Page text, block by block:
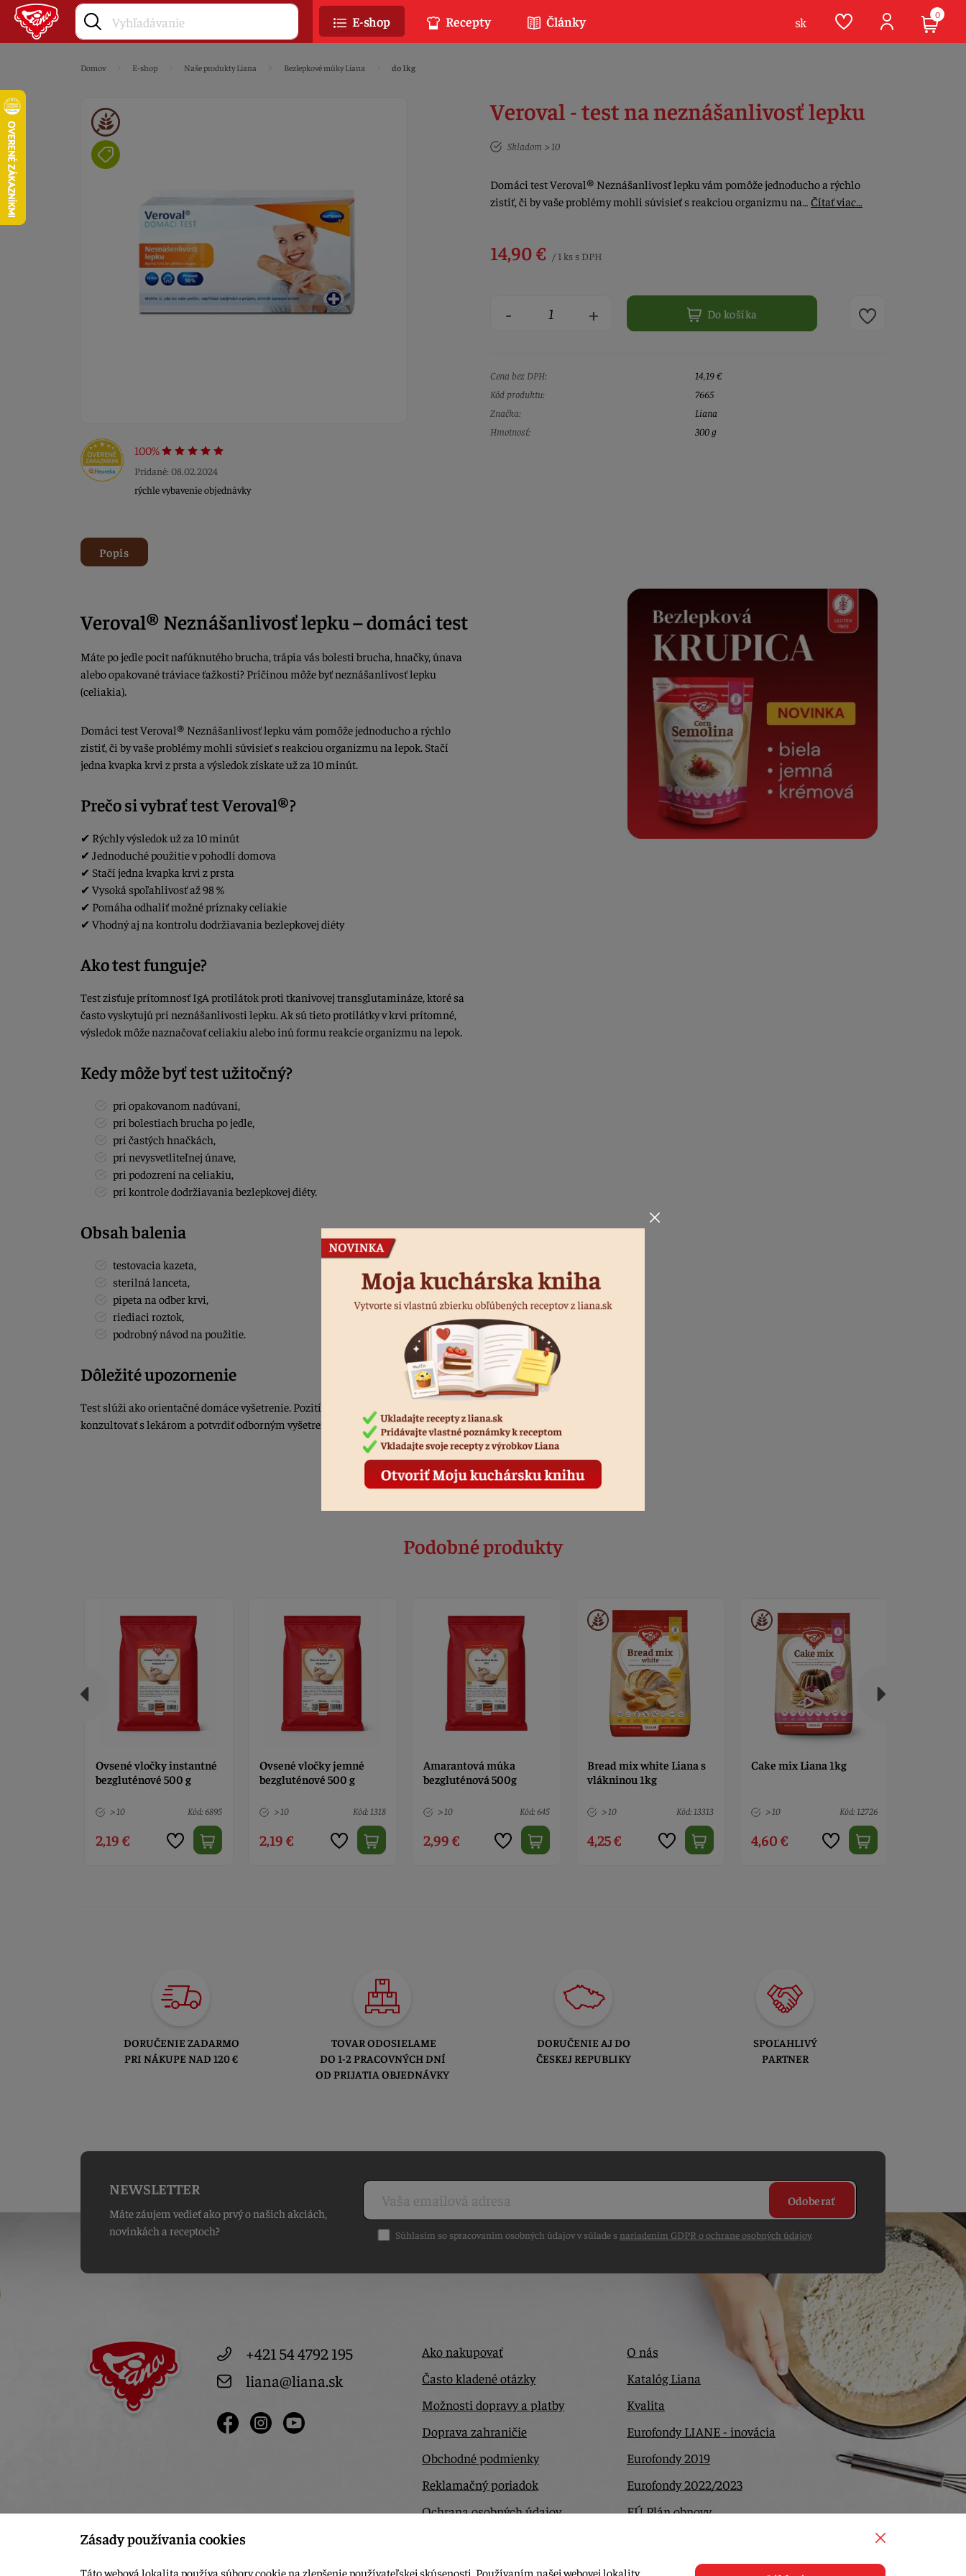
Domov E-shop Naše produkty Liana Bezlepkové múky Liana do 1kg
100%
Pridané: 08.02.2024
rýchle vybavenie objednávky
Veroval - test na neznášanlivosť lepku
Skladom > 10
Domáci test Veroval® Neznášanlivosť lepku vám pomôže jednoducho a rýchlo
zistiť, či by vaše problémy mohli súvisieť s reakciou organizmu na… Čítať viac…
14,90 € / 1 ks s DPH
- + Do košíka
Cena bez DPH:
14,19 €
Kód produktu:
7665
Značka:
Liana
Hmotnosť:
300 g
Popis
Veroval® Neznášanlivosť lepku – domáci test
Máte po jedle pocit nafúknutého brucha, trápia vás bolesti brucha, hnačky, únava
alebo opakované tráviace ťažkosti? Príčinou môže byť neznášanlivosť lepku
(celiakia).
Domáci test Veroval® Neznášanlivosť lepku vám pomôže jednoducho a rýchlo
zistiť, či by vaše problémy mohli súvisieť s reakciou organizmu na lepok. Stačí
jedna kvapka krvi z prsta a výsledok získate už za 10 minút.
Prečo si vybrať test Veroval®?
✔ Rýchly výsledok už za 10 minút
✔ Jednoduché použitie v pohodlí domova
✔ Stačí jedna kvapka krvi z prsta
✔ Vysoká spoľahlivosť až 98 %
✔ Pomáha odhaliť možné príznaky celiakie
✔ Vhodný aj na kontrolu dodržiavania bezlepkovej diéty
Ako test funguje?
Test zisťuje prítomnosť IgA protilátok proti tkanivovej transglutamináze, ktoré sa
často vyskytujú pri neznášanlivosti lepku. Ak sú tieto protilátky v krvi prítomné,
výsledok môže naznačovať celiakiu alebo inú formu reakcie organizmu na lepok.
Kedy môže byť test užitočný?
pri opakovanom nadúvaní,
pri bolestiach brucha po jedle,
pri častých hnačkách,
pri nevysvetliteľnej únave,
pri podozrení na celiakiu,
pri kontrole dodržiavania bezlepkovej diéty.
Obsah balenia
testovacia kazeta,
sterilná lanceta,
pipeta na odber krvi,
riediaci roztok,
podrobný návod na použitie.
Dôležité upozornenie
Test slúži ako orientačné domáce vyšetrenie. Pozitívny výsledok je potrebné
konzultovať s lekárom a potvrdiť odborným vyšetrením.
Podobné produkty
Ovsené vločky jemné
bezgluténové 500 g
> 10 Kód: 1318
2,19 €
Amarantová múka
bezgluténová 500g
> 10 Kód: 645
2,99 €
Bread mix white Liana s
vlákninou 1kg
> 10 Kód: 13313
4,25 €
Cake mix Liana 1kg
> 10 Kód: 12726
4,60 €
Bread mix dark Liana s
> 10 Kód: 13312
4,60 €
DORUČENIE ZADARMO
PRI NÁKUPE NAD 120 €
TOVAR ODOSIELAME
DO 1-2 PRACOVNÝCH DNÍ
OD PRIJATIA OBJEDNÁVKY
DORUČENIE AJ DO
ČESKEJ REPUBLIKY
SPOĽAHLIVÝ
PARTNER
NEWSLETTER
Máte záujem vedieť ako prvý o našich akciách,
novinkách a receptoch?
Odoberať
Súhlasím so spracovaním osobných údajov v súlade snariadením GDPR o ochrane osobných údajov.
+421 54 4792 195
liana@liana.sk
Ako nakupovať
Často kladené otázky
Možnosti dopravy a platby
Doprava zahraničie
Obchodné podmienky
Reklamačný poriadok
Ochrana osobných údajov
O nás
Katalóg Liana
Kvalita
Eurofondy LIANE - inovácia
Eurofondy 2019
Eurofondy 2022/2023
EÚ Plán obnovy
E-shop Recepty Články sk 0
Zásady používania cookies
Táto webová lokalita používa súbory cookie na zlepšenie používateľskej skúsenosti. Používaním našej webovej lokality